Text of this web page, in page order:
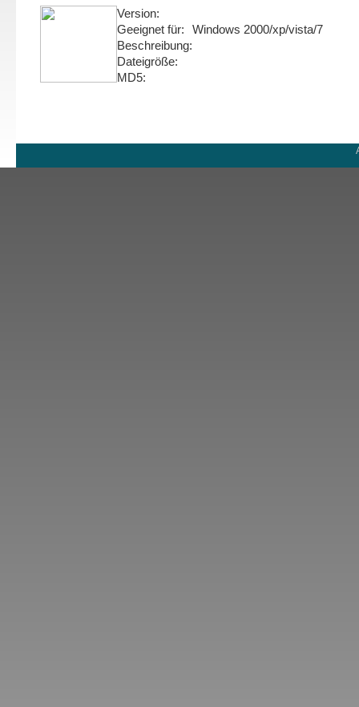
Version:
Geeignet für:
Windows 2000/xp/vista/7
Beschreibung:
Dateigröße:
MD5: